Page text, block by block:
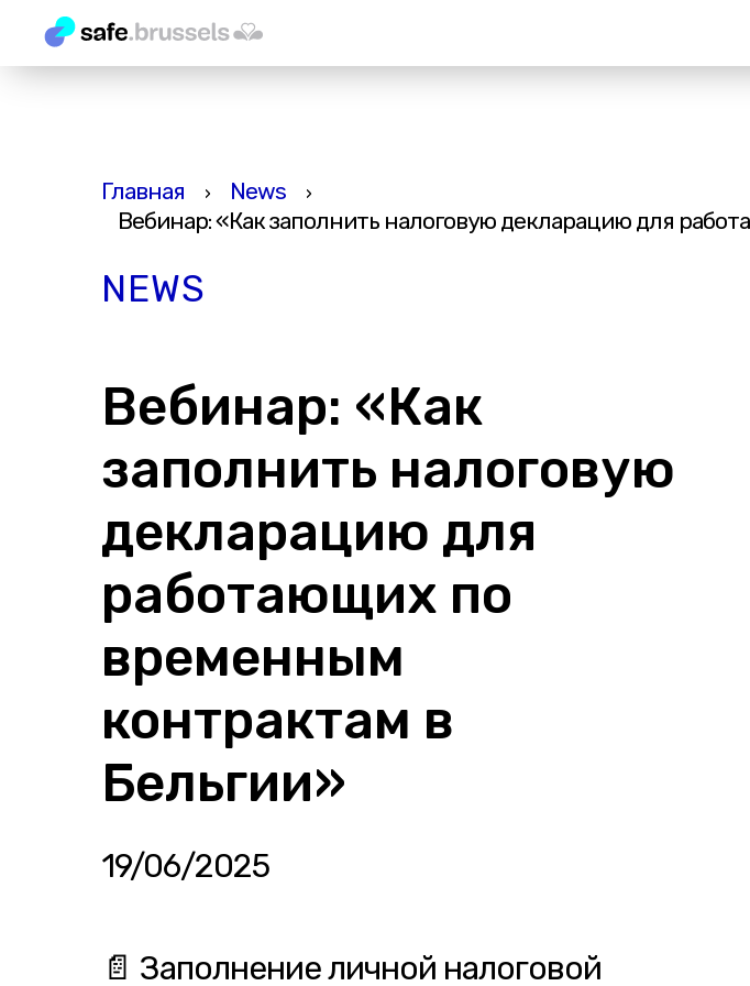
Главная › News ›
Вебинар: «Как заполнить налоговую декларацию для
NEWS
Вебинар: «Как
заполнить налоговую
декларацию для
работающих по
временным
контрактам в
Бельгии»
19/06/2025
📄 Заполнение личной налоговой